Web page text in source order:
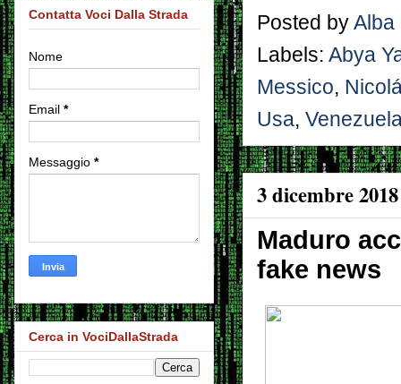
Posted by Alba
Labels: Abya
Messico,
Usa,
3 dicembre 2018
Maduro
fake news
Contatta Voci Dalla Strada
Nome
Email *
Messaggio *
Cerca in VociDallaStrada